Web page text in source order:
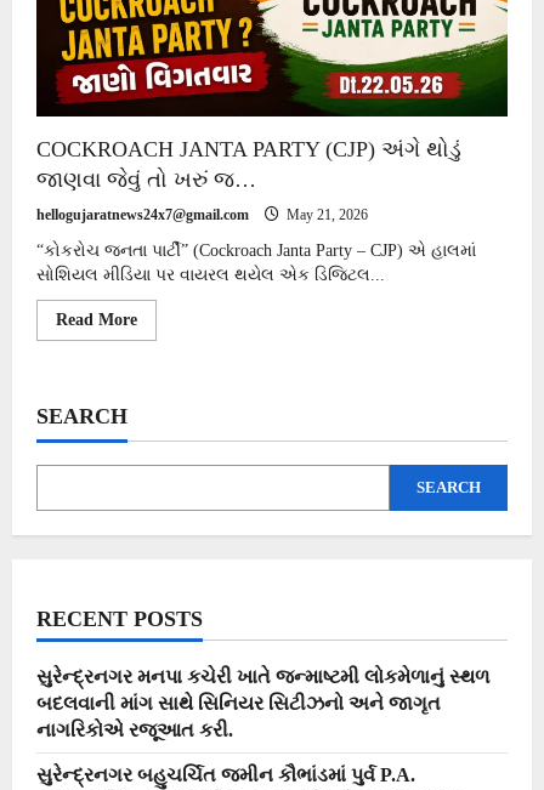
COCKROACH JANTA PARTY (CJP) અંગે થોડું
જાણવા જેવું તો ખરું જ…
hellogujaratnews24x7@gmail.com May 21, 2026
“કોકરોચ જનતા પાર્ટી” (Cockroach Janta Party – CJP) એ હાલમાં
સોશિયલ મીડિયા પર વાયરલ થયેલ એક ડિજિટલ...
Read MoreRead
more
અંગે
જાણવા
તો
જ…
SEARCH
SEARCH
RECENT POSTS
સુરેન્દ્રનગર મનપા કચેરી ખાતે જન્માષ્ટમી લોકમેળાનું સ્થળ
બદલવાની માંગ સાથે સિનિયર સિટીઝનો અને જાગૃત
નાગરિકોએ રજૂઆત કરી.
સુરેન્દ્રનગર બહુચર્ચિત જમીન કૌભાંડમાં પુર્વ P.A.